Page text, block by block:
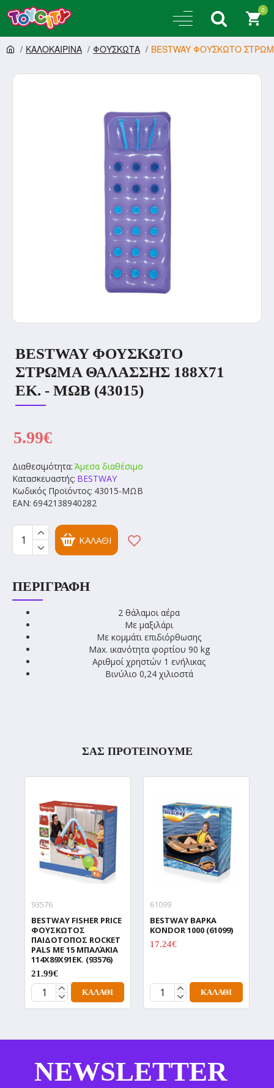
0
ΚΑΛΟΚΑΙΡΙΝΑ ΦΟΥΣΚΩΤΑ BESTWAY ΦΟΥΣΚΩΤΟ
BESTWAY ΦΟΥΣΚΩΤΟ
ΣΤΡΩΜΑ ΘΑΛΑΣΣΗΣ 188Χ71
ΕΚ. - ΜΩΒ (43015)
Διαθεσιμότητα: Άμεσα διαθέσιμο
Κατασκευαστής: BESTWAY
Κωδικός Προϊόντος: 43015-ΜΩΒ
EAN: 6942138940282
5.99€
ΚΑΛΆΘΙ
ΠΕΡΙΓΡΑΦΉ
2 θάλαμοι αέρα
Με μαξιλάρι
Με κομμάτι επιδιόρθωσης
Max. ικανότητα φορτίου 90 kg
Αριθμοί χρηστών 1 ενήλικας
Βινύλιο 0,24 χιλιοστά
ΣΑΣ ΠΡΟΤΕΙΝΟΥΜΕ
93576
BESTWAY FISHER PRICE
ΦΟΥΣΚΩΤΟΣ
ΠΑΙΔΟΤΟΠΟΣ ROCKET
PALS ΜΕ 15 ΜΠΑΛΆΚΙΑ
114X89X91ΕΚ. (93576)
21.99€
ΚΑΛΆΘΙ
61099
BESTWAY ΒΑΡΚΑ
KONDOR 1000 (61099)
17.24€
ΚΑΛΆΘΙ
NEWSLETTER